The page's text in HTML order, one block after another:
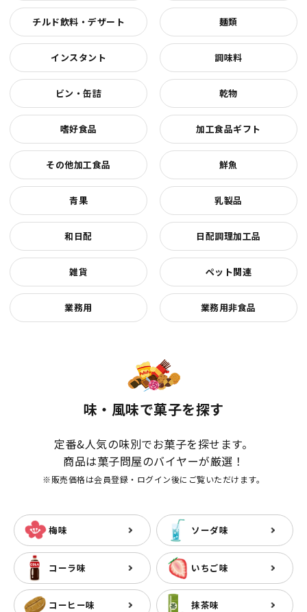
チルド飲料・デザート 麺類
インスタント 調味料
ビン・缶詰 乾物
嗜好食品 加工食品ギフト
その他加工食品 鮮魚
青果 乳製品
和日配 日配調理加工品
雑貨 ペット関連
業務用 業務用非食品
味・風味で菓子を探す
定番&人気の味別でお菓子を探せます。
商品は菓子問屋のバイヤーが厳選！
※販売価格は会員登録・ログイン後にご覧いただけます。
梅味 ソーダ味
コーラ味 いちご味
コーヒー味 抹茶味